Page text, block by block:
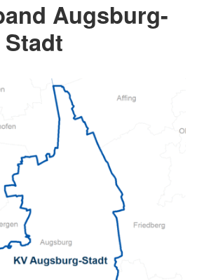
Augsburg-
Stadt